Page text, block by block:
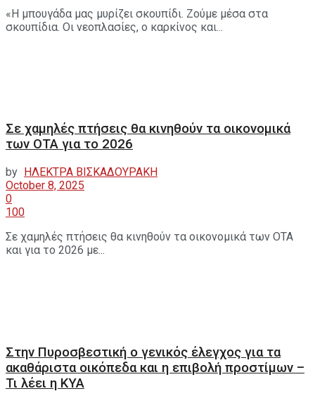
«Η μπουγάδα μας μυρίζει σκουπίδι. Ζούμε μέσα στα
σκουπίδια. Οι νεοπλασίες, ο καρκίνος και...
Σε χαμηλές πτήσεις θα κινηθούν τα οικονομικά
των ΟΤΑ για το 2026
by ΗΛΕΚΤΡΑ ΒΙΣΚΑΔΟΥΡΑΚΗ
October 8, 2025
0
100
Σε χαμηλές πτήσεις θα κινηθούν τα οικονομικά των ΟΤΑ
και για το 2026 με...
Στην Πυροσβεστική ο γενικός έλεγχος για τα
ακαθάριστα οικόπεδα και η επιβολή προστίμων –
Τι λέει η ΚΥΑ